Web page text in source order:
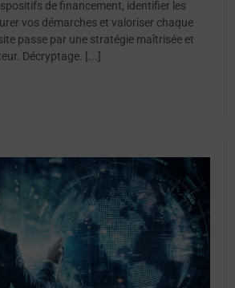
de financement, identifier les
vos démarches et valoriser chaque
passe par une stratégie maîtrisée et
Décryptage. [...]